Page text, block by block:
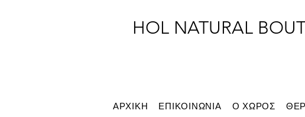
HOL NATURAL
ΑΡΧΙΚΗ ΕΠΙΚΟΙΝΩΝΙΑ Ο ΧΩΡΟΣ